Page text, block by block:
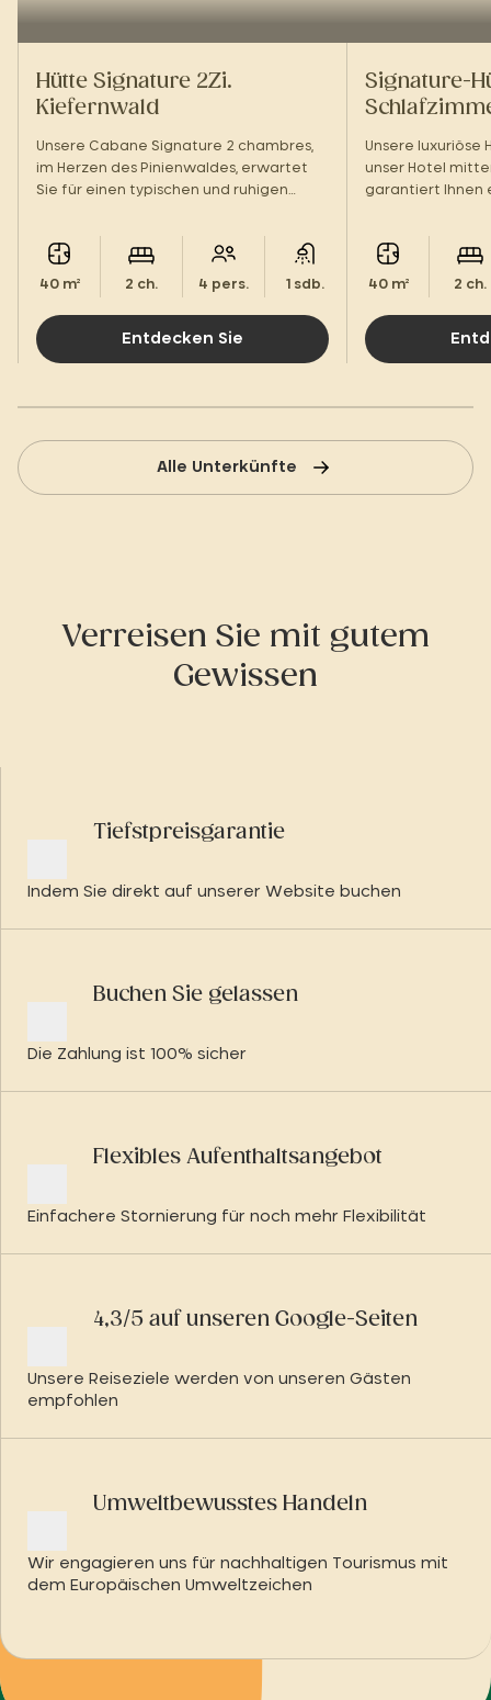
Hütte Signature 2Zi.
Kiefernwald
Unsere Cabane Signature 2 chambres,
im Herzen des Pinienwaldes, erwartet
Sie für einen typischen und ruhigen
40 m² 2 ch. 4 pers. 1 sdb.
Entdecken Sie
Signature-
Unsere
unser Hotel
garantiert Ihnen
Herzen der
40 m² 2 ch.
Alle Unterkünfte
Verreisen Sie mit gutem
Gewissen
Tiefstpreisgarantie
Indem Sie direkt auf unserer Website buchen
Buchen Sie gelassen
Die Zahlung ist 100% sicher
Flexibles Aufenthaltsangebot
Einfachere Stornierung für noch mehr Flexibilität
4,3/5 auf unseren Google-Seiten
Unsere Reiseziele werden von unseren Gästen
empfohlen
Umweltbewusstes Handeln
Wir engagieren uns für nachhaltigen Tourismus mit
dem Europäischen Umweltzeichen